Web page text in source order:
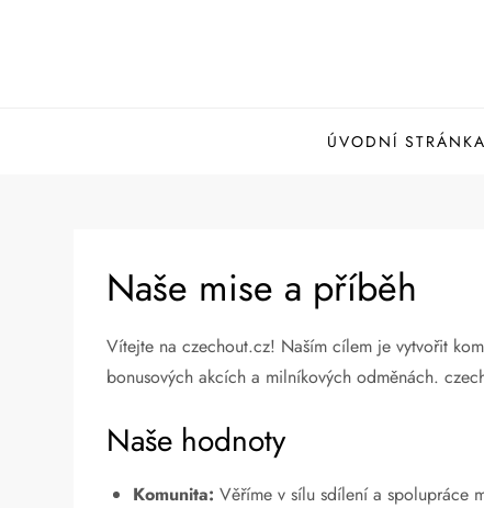
ÚVODNÍ STRÁNKA
Naše mise a příběh
Vítejte na czechout.cz! Naším cílem je vytvořit
bonusových akcích a milníkových odměnách.
Naše hodnoty
Komunita: Věříme v sílu sdílení a spolupráce